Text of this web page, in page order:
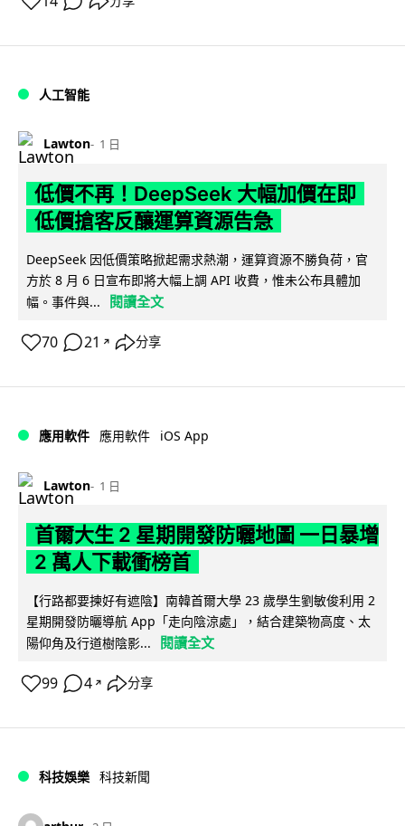
人工智能
Lawton 1 日
低價不再！DeepSeek 大幅加價在即
低價搶客反釀運算資源告急
DeepSeek 因低價策略掀起需求熱潮，運算資源不勝負荷，官
方於 8 月 6 日宣布即將大幅上調 API 收費，惟未公布具體加
幅。事件與...
閱讀全文
70 21 ↗ 分享
應用軟件 應用軟件 iOS App
Lawton 1 日
首爾大生 2 星期開發防曬地圖 一日暴增
2 萬人下載衝榜首
【行路都要揀好有遮陰】南韓首爾大學 23 歲學生劉敏俊利用 2
星期開發防曬導航 App「走向陰涼處」，結合建築物高度、太
陽仰角及行道樹陰影...
閱讀全文
99 4 ↗ 分享
科技娛樂 科技新聞